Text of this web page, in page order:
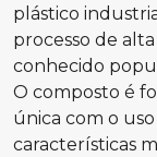
plástico
processo de
conhecido
O composto é
única com o
características